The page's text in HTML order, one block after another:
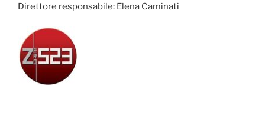
Direttore responsabile: Elena Caminati